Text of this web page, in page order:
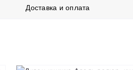
Доставка и оплата